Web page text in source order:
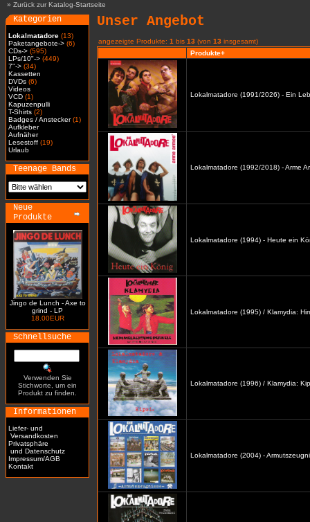
» Zurück zur Katalog-Startseite
Kategorien
Lokalmatadore (13)
Paketangebote-> (6)
CDs-> (595)
LPs/10"-> (449)
7"-> (34)
Kassetten
DVDs (6)
Videos
VCD (1)
Kapuzenpulli
T-Shirts (2)
Badges / Anstecker(1)
Aufkleber
Aufnäher
Lesestoff (19)
Urlaub
Teenage Bands
Neue
Produkte
Jingo de Lunch - Axe to
grind - LP
18.00EUR
Schnellsuche
Verwenden Sie
Stichworte, um ein
Produkt zu finden.
Informationen
Liefer- und
Versandkosten
Privatsphäre
und Datenschutz
Impressum/AGB
Kontakt
Unser Angebot
angezeigte Produkte: 1 bis 13 (von 13 insgesamt)
Produkte+
Lokalmatadore (1991/2026) - Ein
Lokalmatadore (1992/2018) - Arme
Lokalmatadore (1994) - Heute ein
Lokalmatadore (1995) / Klamydia:
Lokalmatadore (1996) / Klamydia:
Lokalmatadore (2004) -